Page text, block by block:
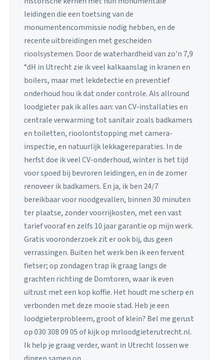
leidingen die een toetsing van de
monumentencommissie nodig hebben, en de
recente uitbreidingen met gescheiden
rioolsystemen. Door de waterhardheid van zo'n 7,9
°dH in Utrecht zie ik veel kalkaanslag in kranen en
boilers, maar met lekdetectie en preventief
onderhoud hou ik dat onder controle. Als allround
loodgieter pak ik alles aan: van CV-installaties en
centrale verwarming tot sanitair zoals badkamers
en toiletten, rioolontstopping met camera-
inspectie, en natuurlijk lekkagereparaties. In de
herfst doe ik veel CV-onderhoud, winter is het tijd
voor spoed bij bevroren leidingen, en in de zomer
renoveer ik badkamers. En ja, ik ben 24/7
bereikbaar voor noodgevallen, binnen 30 minuten
ter plaatse, zonder voorrijkosten, met een vast
tarief vooraf en zelfs 10 jaar garantie op mijn werk.
Gratis vooronderzoek zit er ook bij, dus geen
verrassingen. Buiten het werk ben ik een fervent
fietser; op zondagen trap ik graag langs de
grachten richting de Domtoren, waar ik even
uitrust met een kop koffie. Het houdt me scherp en
verbonden met deze mooie stad. Heb je een
loodgieterprobleem, groot of klein? Bel me gerust
op 030 308 09 05 of kijk op mrloodgieterutrecht.nl.
Ik help je graag verder, want in Utrecht lossen we